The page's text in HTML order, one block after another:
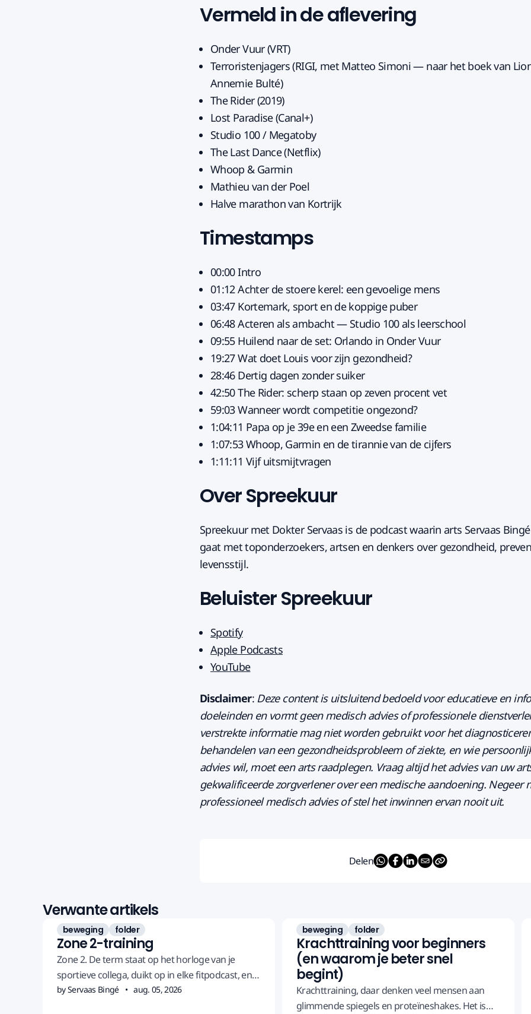
Vermeld in de aflevering
Onder Vuur (VRT)
Terroristenjagers (RIGI, met Matteo Simoni — naar het boek van
Annemie Bulté)
The Rider (2019)
Lost Paradise (Canal+)
Studio 100 / Megatoby
The Last Dance (Netflix)
Whoop & Garmin
Mathieu van der Poel
Halve marathon van Kortrijk
Timestamps
00:00 Intro
01:12 Achter de stoere kerel: een gevoelige mens
03:47 Kortemark, sport en de koppige puber
06:48 Acteren als ambacht — Studio 100 als leerschool
09:55 Huilend naar de set: Orlando in Onder Vuur
19:27 Wat doet Louis voor zijn gezondheid?
28:46 Dertig dagen zonder suiker
42:50 The Rider: scherp staan op zeven procent vet
59:03 Wanneer wordt competitie ongezond?
1:04:11 Papa op je 39e en een Zweedse familie
1:07:53 Whoop, Garmin en de tirannie van de cijfers
1:11:11 Vijf uitsmijtvragen
Over Spreekuur
Spreekuur met Dokter Servaas is de podcast waarin arts Servaas
gaat met toponderzoekers, artsen en denkers over gezondheid,
levensstijl.
Beluister Spreekuur
Spotify
Apple Podcasts
YouTube
Disclaimer: Deze content is uitsluitend bedoeld voor educatieve en
doeleinden en vormt geen medisch advies of professionele
verstrekte informatie mag niet worden gebruikt voor het
behandelen van een gezondheidsprobleem of ziekte, en wie
advies wil, moet een arts raadplegen. Vraag altijd het advies van uw
gekwalificeerde zorgverlener over een medische aandoening. Negeer
professioneel medisch advies of stel het inwinnen ervan nooit uit.
Delen
Verwante artikels
beweging folder
Zone 2-training
Zone 2. De term staat op het horloge van je
sportieve collega, duikt op in elke fitpodcast, en
de winnaar van de Tour de France, Tadej Pogacar,
by Servaas Bingé aug. 05, 2026
beweging folder
Krachttraining voor beginners
(en waarom je beter snel
begint)
Krachttraining, daar denken veel mensen aan
glimmende spiegels en proteïneshakes. Het is